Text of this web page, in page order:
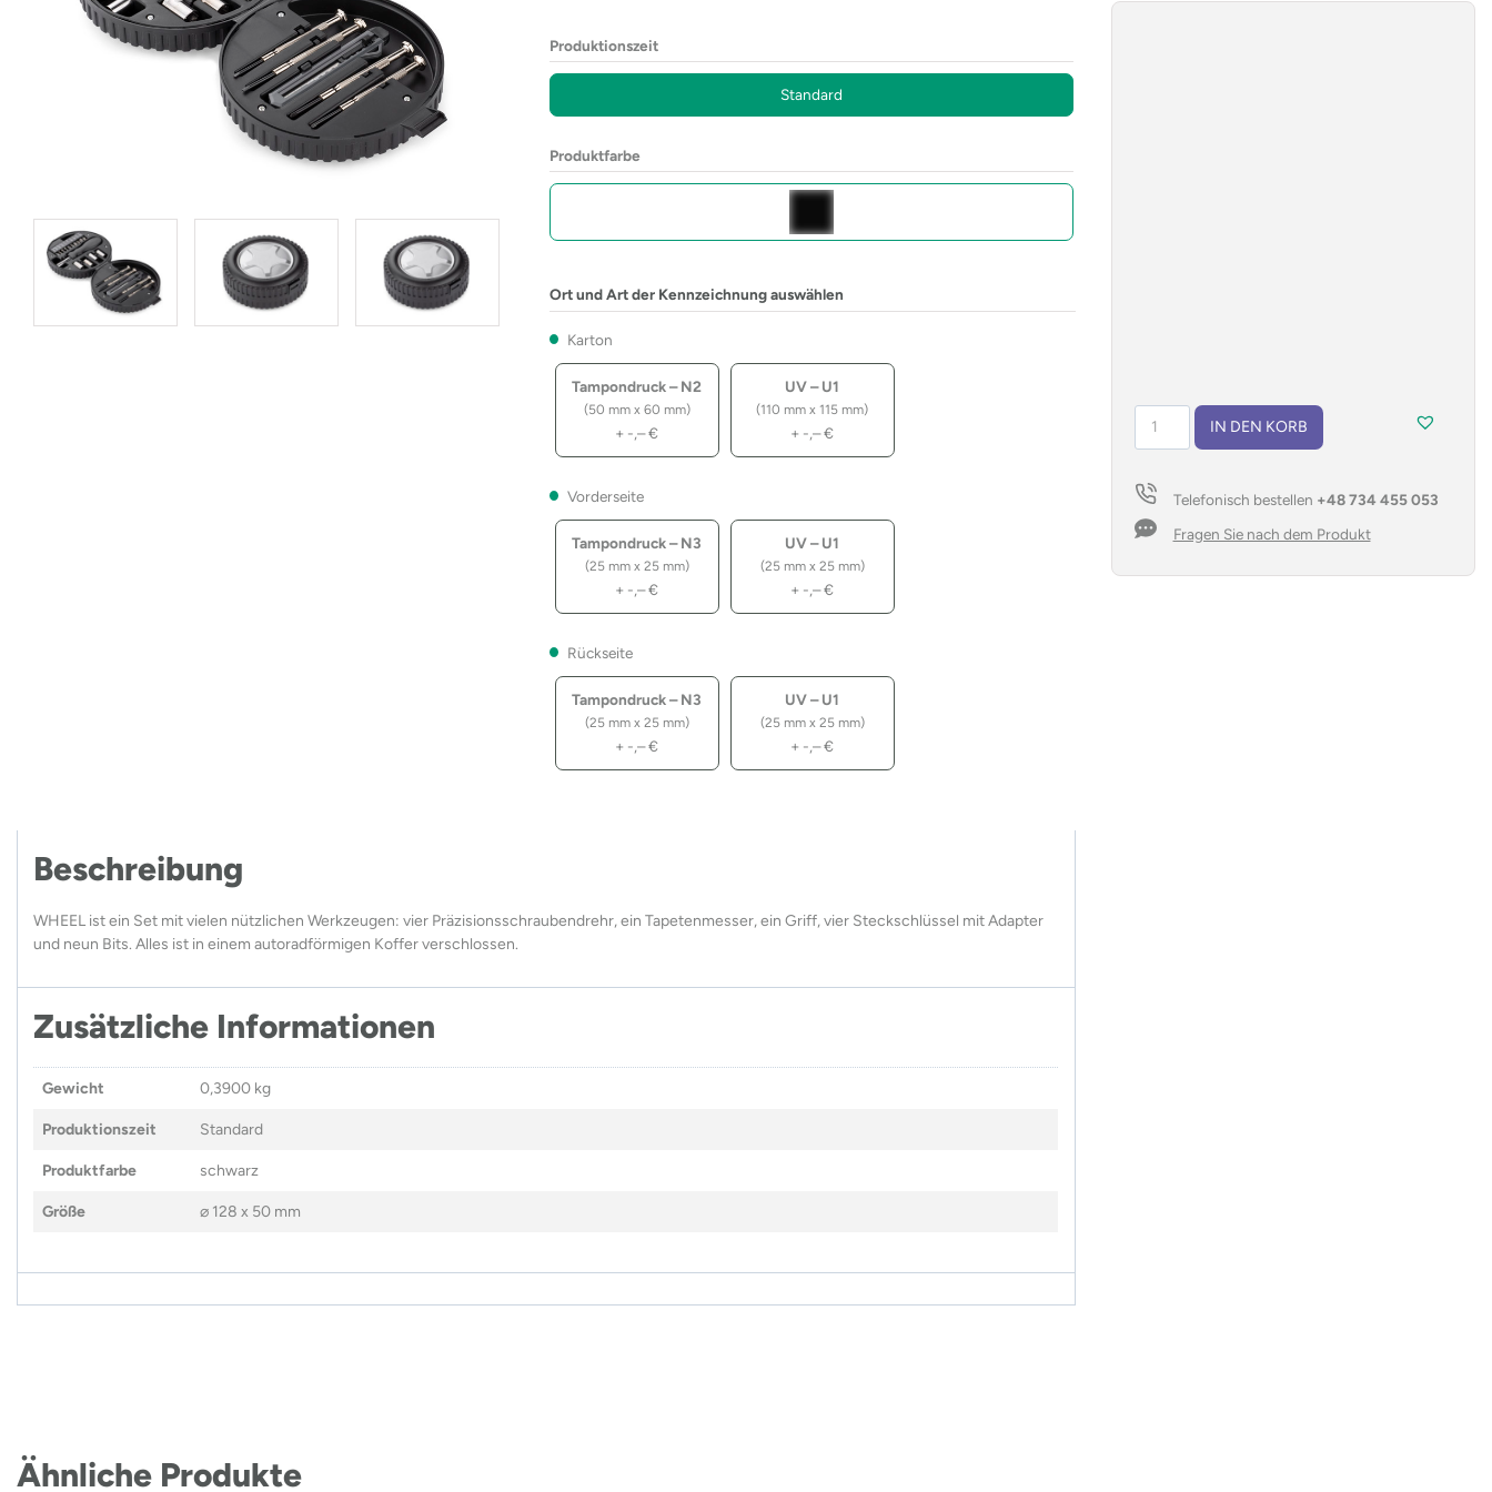
Produktionszeit
Standard
Produktfarbe
Ort und Art der Kennzeichnung auswählen
Karton
Tampondruck – N2
(50 mm x 60 mm)
+ -,–€
UV – U1
(110 mm x 115 mm)
+ -,–€
Vorderseite
Tampondruck – N3
(25 mm x 25 mm)
+ -,–€
UV – U1
(25 mm x 25 mm)
+ -,–€
Rückseite
Tampondruck – N3
(25 mm x 25 mm)
+ -,–€
UV – U1
(25 mm x 25 mm)
+ -,–€
Werkzeugset
IN DEN KORB
Telefonisch bestellen +48 734 455 053
Fragen Sie nach dem Produkt
Beschreibung
WHEEL ist ein Set mit vielen nützlichen Werkzeugen: vier Präzisionsschraubendrehr, ein Tapetenmesser, ein Griff, vier Steckschlüssel mit Adapter
und neun Bits. Alles ist in einem autoradförmigen Koffer verschlossen.
Zusätzliche Informationen
Gewicht 0,3900 kg
Produktionszeit Standard
Produktfarbe schwarz
Größe ⌀ 128 x 50 mm
Ähnliche Produkte